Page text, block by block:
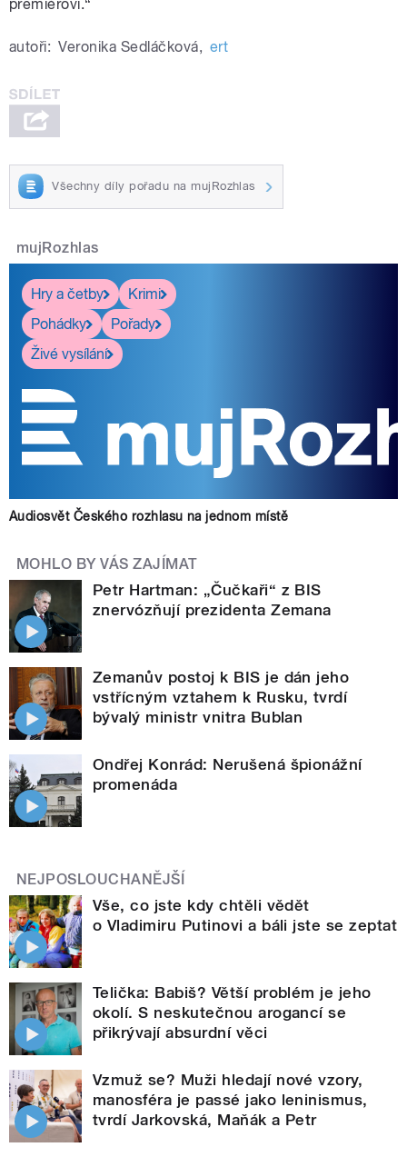
premiérovi.“
autoři: Veronika Sedláčková, ert
Všechny díly pořadu na mujRozhlas
mujRozhlas
Hry a četby
Krimi
Pohádky
Pořady
Živé vysílání
Audiosvět Českého rozhlasu na jednom místě
MOHLO BY VÁS ZAJÍMAT
Petr Hartman: „Čučkaři“ z BIS
znervózňují prezidenta Zemana
Zemanův postoj k BIS je dán jeho
vstřícným vztahem k Rusku, tvrdí
bývalý ministr vnitra Bublan
Ondřej Konrád: Nerušená špionážní
promenáda
NEJPOSLOUCHANĚJŠÍ
Vše, co jste kdy chtěli vědět
o Vladimiru Putinovi a báli jste se zeptat
Telička: Babiš? Větší problém je jeho
okolí. S neskutečnou arogancí se
přikrývají absurdní věci
Vzmuž se? Muži hledají nové vzory,
manosféra je passé jako leninismus,
tvrdí Jarkovská, Maňák a Petr